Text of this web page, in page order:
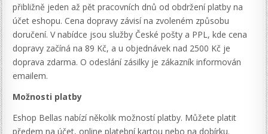
přibližně jeden až pět pracovních dnů od obdržení platby na
účet eshopu. Cena dopravy závisí na zvoleném způsobu
doručení. V nabídce jsou služby České pošty a PPL, kde cena
dopravy začíná na 89 Kč, a u objednávek nad 2500 Kč je
doprava zdarma. O odeslání zásilky je zákazník informován
emailem.
Možnosti platby
Eshop Bellas nabízí několik možností platby. Můžete platit
předem na účet, online platební kartou nebo na dobírku.